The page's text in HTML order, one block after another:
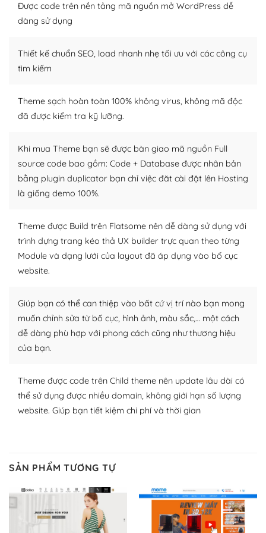
Nếu bạn có các kỹ thuật cơ bản với một theme được
thiết kế tốt, bạn có thể tự sửa đổi. Nếu không bạn có thể
Dễ dàng tùy chỉnh trên WordPress
WordPress là nơi lưu trữ cho một diễn đàn cộng đồng
khổng lồ được kiểm duyệt bởi các nhân viên và những
Nếu bạn gặp khó khăn, bạn có thể lên mạng và tìm
kiếm những cộng đồng WordPress, họ sẽ giúp bạn trả
lời, giải đáp vấn đề của bạn.
– Đa dạng plugin và themes
Plugin mở rộng là thành phần cài đặt thêm vào
WordPress để tăng thêm các tính năng cần thiết. Có
Nhờ lượng người dùng đông đảo, thư viện themes và
plugin của WordPress rất phong phú. Bạn có thể thỏa
thích chọn lựa plugin và themes phù hợp cho mục đích
WordPress đa dạng plugin và themes
– Dễ sử dụng
toàn bộ web.
Và bạn có toàn quyền tự do khi quyết định nơi lưu trữ
trang web WordPress của bạn.
Dễ dàng lựa chọn Hosting cho website WordPress
Được code trên nền tảng mã nguồn mở WordPress dễ
dàng sử dụng
Thiết kế chuẩn SEO, load nhanh nhẹ tối ưu với các công cụ
tìm kiếm
Theme sạch hoàn toàn 100% không virus, không mã độc
đã được kiểm tra kỹ lưỡng.
Khi mua Theme bạn sẽ được bàn giao mã nguồn Full
source code bao gồm: Code + Database được nhân bản
bằng plugin duplicator bạn chỉ việc đăt cài đặt lên Hosting
là giống demo 100%.
Theme được Build trên Flatsome nên dễ dàng sử dụng với
trình dựng trang kéo thả UX builder trực quan theo từng
Module và dạng lưới của layout đã áp dụng vào bố cục
website.
Giúp bạn có thể can thiệp vào bất cứ vị trí nào bạn mong
muốn chỉnh sửa từ bố cục, hình ảnh, màu sắc,… một cách
dễ dàng phù hợp với phong cách cũng như thương hiệu
của bạn.
Theme được code trên Child theme nên update lâu dài có
thể sử dụng được nhiều domain, không giới hạn số lượng
website. Giúp bạn tiết kiệm chi phí và thời gian
SẢN PHẨM TƯƠNG TỰ